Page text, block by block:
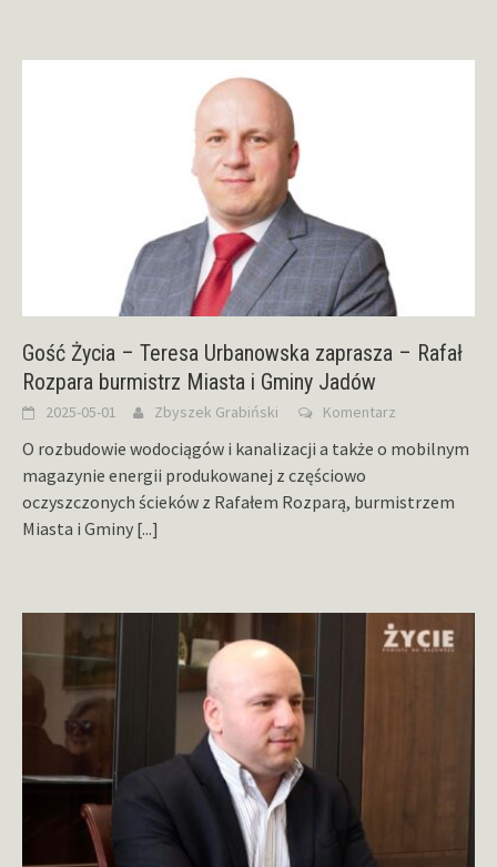
Gość Życia – Teresa Urbanowska zaprasza – Rafał
Rozpara burmistrz Miasta i Gminy Jadów
2025-05-01 Zbyszek Grabiński Komentarz
O rozbudowie wodociągów i kanalizacji a także o mobilnym
magazynie energii produkowanej z częściowo
oczyszczonych ścieków z Rafałem Rozparą, burmistrzem
Miasta i Gminy [...]